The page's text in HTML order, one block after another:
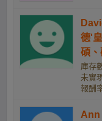
德'
碩、
庫存
未實
報酬
Ann